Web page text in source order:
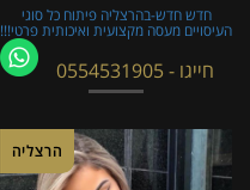
חדש חדש-בהרצליה פיתוח כל סוגי
העיסויים מעסה מקצועית ואיכותית פרטי!!!
חייגו - 0554531905
הרצליה